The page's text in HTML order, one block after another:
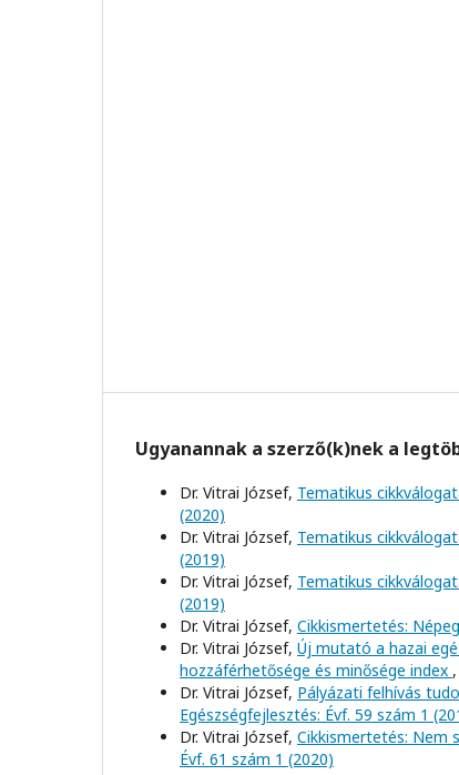
Ugyanannak a szerző(k)nek a
Dr. Vitrai József, Tematikus
(2020)
Dr. Vitrai József, Tematikus
(2019)
Dr. Vitrai József, Tematikus
(2019)
Dr. Vitrai József, Cikkismertetés:
Dr. Vitrai József, Új mutató a hazai
hozzáférhetősége és minősége index ,
Dr. Vitrai József, Pályázati felhívás
Egészségfejlesztés: Évf. 59 szám 1
Dr. Vitrai József, Cikkismertetés: Nem
Évf. 61 szám 1 (2020)